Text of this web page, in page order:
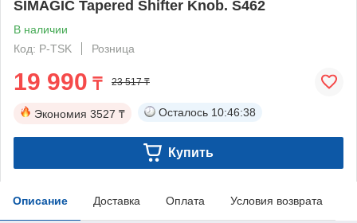
SIMAGIC Tapered Shifter Knob. S462
В наличии
Код: P-TSK
Розница
19 990 ₸ 23 517 ₸
Экономия 3527 ₸ Осталось 10:46:38
Купить
Описание Доставка Оплата Условия возврата